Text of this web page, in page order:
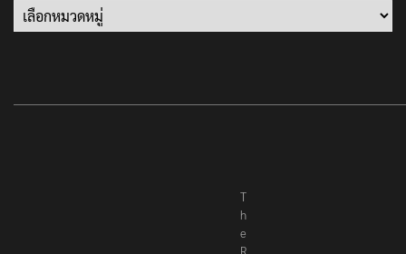
Categories
T
h
e